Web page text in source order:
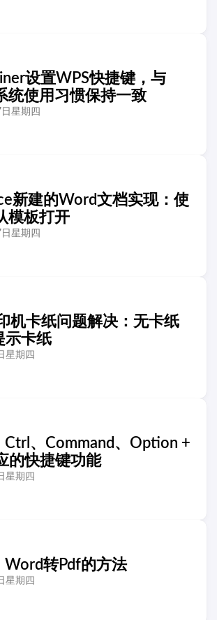
设置WPS快捷键，与
统使用习惯保持一致
星期四
新建的Word文档实现：使
模板打开
星期四
机卡纸问题解决：无卡纸
示卡纸
星期四
Ctrl、Command、Option +
的快捷键功能
星期四
Word转Pdf的方法
星期四